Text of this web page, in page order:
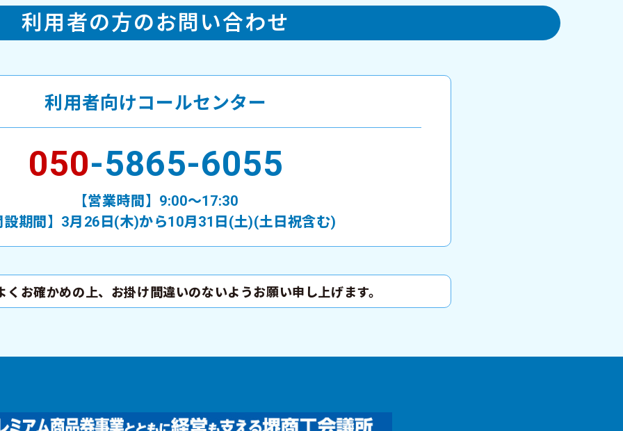
利用者の方のお問い合わせ
利用者向けコールセンター
050-5865-6055
【営業時間】 9:00〜17:30
設期間】3月26日(木)から10月31日(土)(土日祝含む)
くお確かめの上、 お掛け間違いのないようお願い申し上げます。